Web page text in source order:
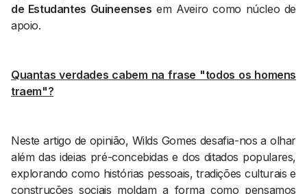
Pesquisar
de Estudantes Guineenses em Aveiro como núcleo de
apoio.
Quantas verdades cabem na frase "todos os homens
traem"?
Neste artigo de opinião, Wilds Gomes desafia-nos a olhar
além das ideias pré-concebidas e dos ditados populares,
explorando como histórias pessoais, tradições culturais e
construções sociais moldam a forma como pensamos